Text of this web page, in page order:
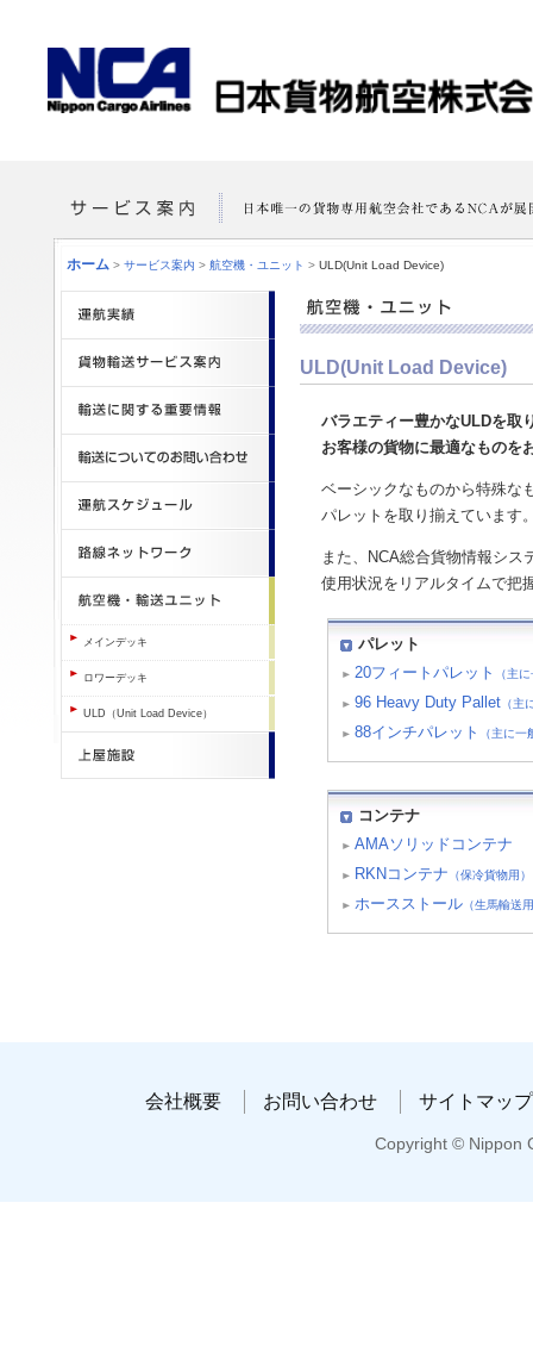
ホーム > サービス案内 > 航空機・ユニット > ULD(Unit Load Device)
メインデッキ
ロワーデッキ
ULD（Unit Load Device）
ULD(Unit Load Device)
バラエティー豊かなULDを取
お客様の貨物に最適なものを
ベーシックなものから特殊な
パレットを取り揃えています
また、NCA総合貨物情報シス
使用状況をリアルタイムで把
パレット
20フィートパレット
（主
96 Heavy Duty Pallet （主
88インチパレット （主に
コンテナ
AMAソリッドコンテナ
RKNコンテナ （保冷貨物用）
ホースストール （生馬輸送
会社概要 お問い合わせ サイトマップ
Copyright © Nippon